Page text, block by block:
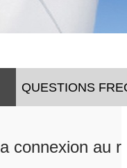
QUESTIONS
connexion au